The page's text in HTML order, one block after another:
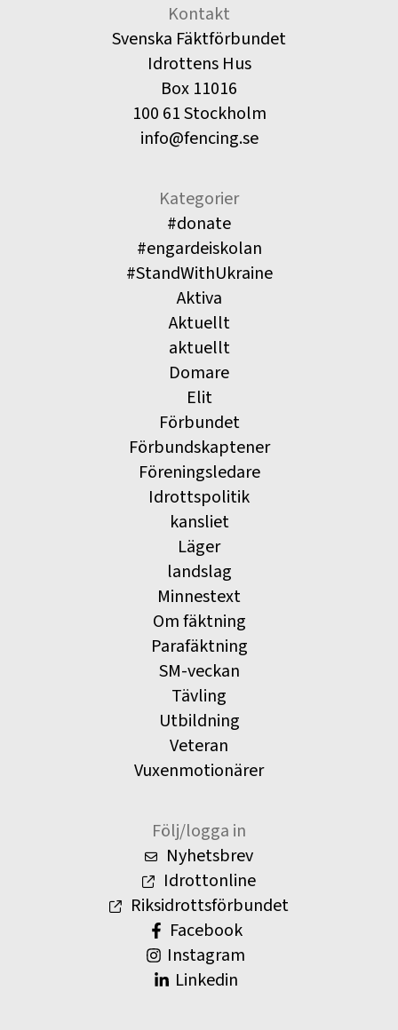
Kontakt
Svenska Fäktförbundet
Idrottens Hus
Box 11016
100 61 Stockholm
info@fencing.se
Kategorier
#donate
#engardeiskolan
#StandWithUkraine
Aktiva
Aktuellt
aktuellt
Domare
Elit
Förbundet
Förbundskaptener
Föreningsledare
Idrottspolitik
kansliet
Läger
landslag
Minnestext
Om fäktning
Parafäktning
SM-veckan
Tävling
Utbildning
Veteran
Vuxenmotionärer
Följ/logga in
Nyhetsbrev
Idrottonline
Riksidrottsförbundet
Facebook
Instagram
Linkedin